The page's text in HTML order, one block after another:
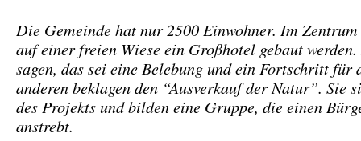
Die Gemeinde hat nur 2500 Einwohner. Im
auf einer freien Wiese ein Großhotel gebaut
sagen, das sei eine Belebung und ein Fortschritt für
anderen beklagen den “Ausverkauf der Natur”. Sie
des Projekts und bilden eine Gruppe, die einen
anstrebt.